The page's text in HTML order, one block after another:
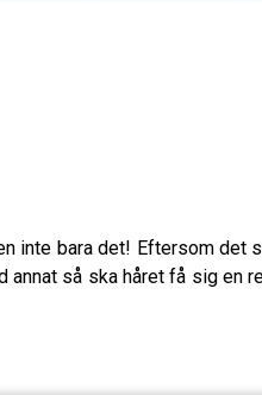
inte bara det! Eftersom det
så ska håret få sig en